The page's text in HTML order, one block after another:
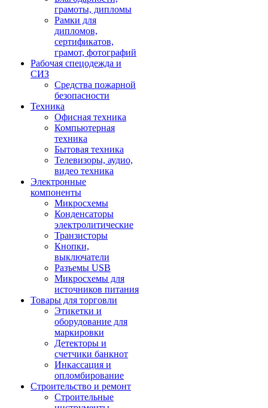
грамоты, дипломы
Рамки для
дипломов,
сертификатов,
грамот, фотографий
Рабочая спецодежда и
СИЗ
Средства пожарной
безопасности
Техника
Офисная техника
Компьютерная
техника
Бытовая техника
Телевизоры, аудио,
видео техника
Электронные
компоненты
Микросхемы
Конденсаторы
электролитические
Транзисторы
Кнопки,
выключатели
Разъемы USB
Микросхемы для
источников питания
Товары для торговли
Этикетки и
оборудование для
маркировки
Детекторы и
счетчики банкнот
Инкассация и
опломбирование
Строительство и ремонт
Строительные